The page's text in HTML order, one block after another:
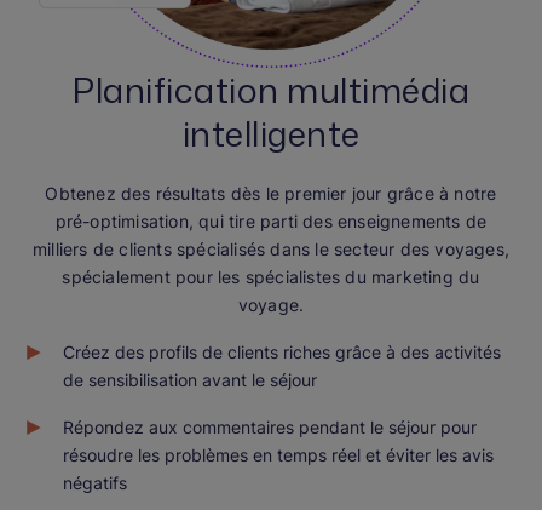
Planification multimédia
intelligente
Obtenez des résultats dès le premier jour grâce à notre
pré-optimisation, qui tire parti des enseignements de
milliers de clients spécialisés dans le secteur des voyages,
spécialement pour les spécialistes du marketing du
voyage.
Créez des profils de clients riches grâce à des activités
de sensibilisation avant le séjour
Répondez aux commentaires pendant le séjour pour
résoudre les problèmes en temps réel et éviter les avis
négatifs